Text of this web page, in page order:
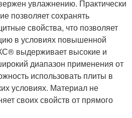
увлажнению. Практически
позволяет сохранять
свойства, что позволяет
в условиях повышенной
выдерживает высокие и
диапазон применения от
использовать плиты в
условиях. Материал не
своих свойств от прямого